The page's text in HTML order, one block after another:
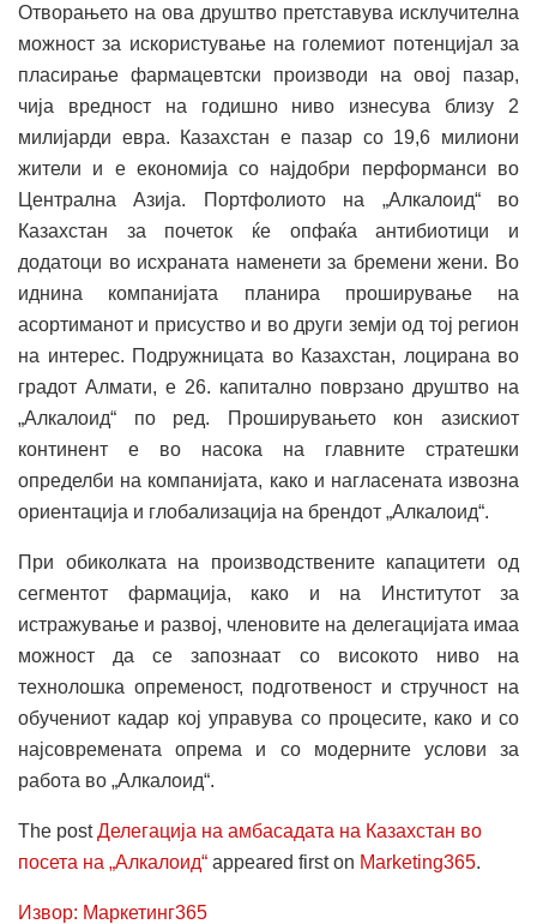
Отворањето на ова друштво претставува исклучителна
можност за искористување на големиот потенцијал за
пласирање фармацевтски производи на овој пазар,
чија вредност на годишно ниво изнесува близу 2
милијарди евра. Казахстан е пазар со 19,6 милиони
жители и е економија со најдобри перформанси во
Централна Азија. Портфолиото на „Алкалоид“ во
Казахстан за почеток ќе опфаќа антибиотици и
додатоци во исхраната наменети за бремени жени. Во
иднина компанијата планира проширување на
асортиманот и присуство и во други земји од тој регион
на интерес. Подружницата во Казахстан, лоцирана во
градот Алмати, е 26. капитално поврзано друштво на
„Алкалоид“ по ред. Проширувањето кон азискиот
континент е во насока на главните стратешки
определби на компанијата, како и нагласената извозна
ориентација и глобализација на брендот „Алкалоид“.
При обиколката на производствените капацитети од
сегментот фармација, како и на Институтот за
истражување и развој, членовите на делегацијата имаа
можност да се запознаат со високото ниво на
технолошка опременост, подготвеност и стручност на
обучениот кадар кој управува со процесите, како и со
најсовремената опрема и со модерните услови за
работа во „Алкалоид“.
The postДелегација на амбасадата на Казахстан во
посета на „Алкалоид“ appeared first on Marketing365.
Извор: Маркетинг365